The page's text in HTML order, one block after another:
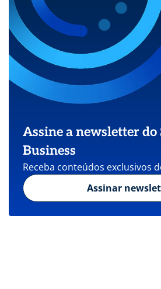
Assine a newsletter do
Business
Receba conteúdos exclusivos
Assinar